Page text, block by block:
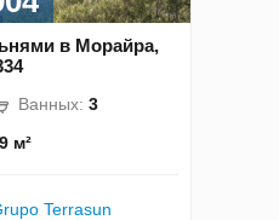
в Морайра,
Ванных: 3
м²
Terrasun